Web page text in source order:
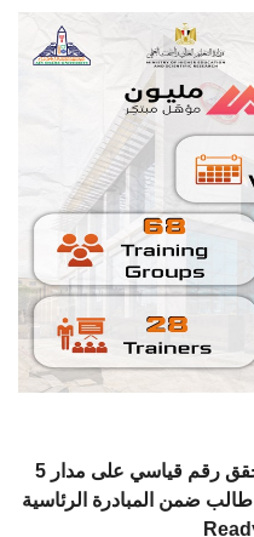
مركز توظيف جامعة عين شمس يحقق رقم قياسي على مدار 5
أسابيع في تدريب وتأهيل 2100 طالب ضمن المبادرة الرئاسية Be